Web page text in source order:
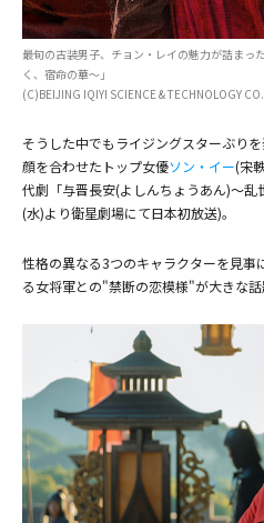
最旬の古装男子、チョン・レイの魅力が詰まっ
く、宿命の華～」
(C)BEIJING IQIYI SCIENCE & TECHNOLOGY
そうした中でもライジングスターぶり
顔を合わせたトップ女優ソン・イー(宋
代劇「与晋長安(よしんちょうあん)～
(水)より衛星劇場にて日本初放送)。
性格の異なる3つのキャラクターを見事
る女将軍との"禁断の恋模様"が大きな話
(C)BEIJING IQIYI SCIENCE & TECHNOLOGY CO.,
(C)BEIJING IQIYI SCIENCE & TECHNOLOGY